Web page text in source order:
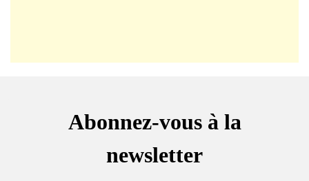
Abonnez-vous à la
newsletter